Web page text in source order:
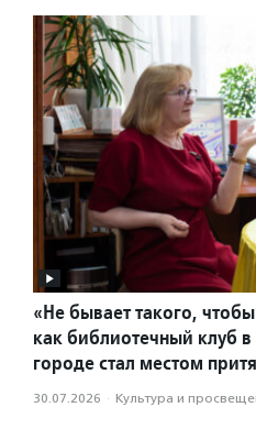
«Не бывает такого,
как библиотечный клуб
городе стал местом
30.07.2026 · Культура и